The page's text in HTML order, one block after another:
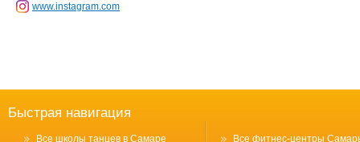
www.instagram.com
Быстрая навигация
Все школы танцев в Самаре
Все фитнес-центры